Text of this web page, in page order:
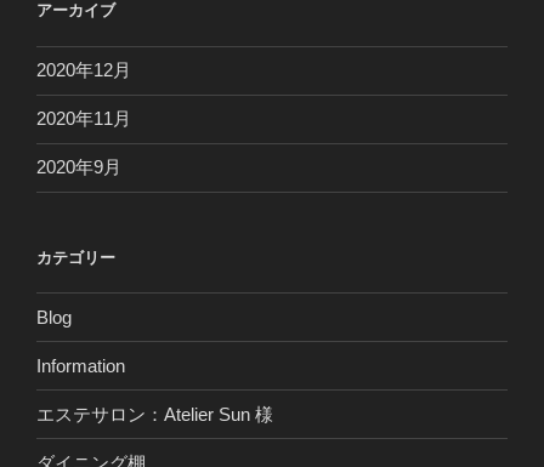
アーカイブ
2020年12月
2020年11月
2020年9月
カテゴリー
Blog
Information
エステサロン：Atelier Sun 様
ダイニング棚